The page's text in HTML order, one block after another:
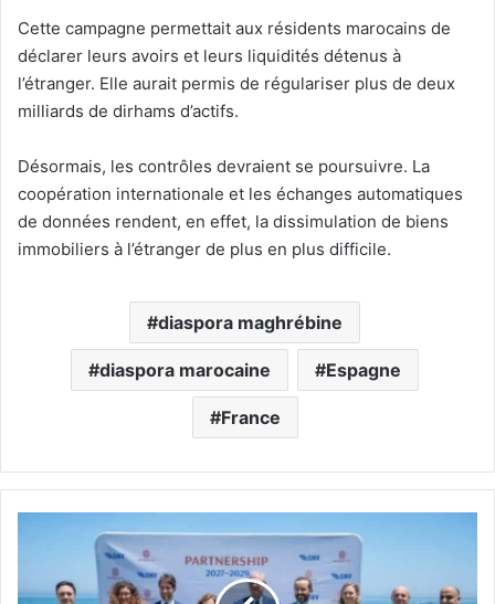
Cette campagne permettait aux résidents marocains de
déclarer leurs avoirs et leurs liquidités détenus à
l’étranger. Elle aurait permis de régulariser plus de deux
milliards de dirhams d’actifs.
Désormais, les contrôles devraient se poursuivre. La
coopération internationale et les échanges automatiques
de données rendent, en effet, la dissimulation de biens
immobiliers à l’étranger de plus en plus difficile.
diaspora maghrébine
diaspora marocaine Espagne
France
les